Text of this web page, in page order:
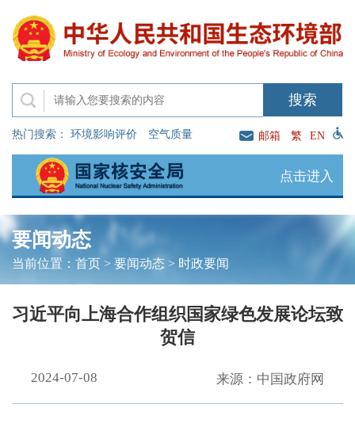
热门搜索： 环境影响评价 空气质量 邮箱 繁 EN
点击进入
要闻动态
当前位置： 首页> 要闻动态 > 时政要闻
习近平向上海合作组织国家绿色发展论坛致
贺信
2024-07-08 来源：中国政府网